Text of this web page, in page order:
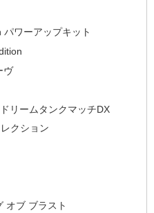
ワーアップキット
ヴ
リームタンクマッチDX
クション
オブ ブラスト